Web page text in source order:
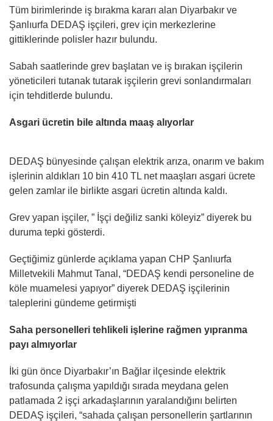
Tüm birimlerinde iş bırakma kararı alan Diyarbakır ve
Şanlıurfa DEDAŞ işçileri, grev için merkezlerine
gittiklerinde polisler hazır bulundu.
Sabah saatlerinde grev başlatan ve iş bırakan işçilerin
yöneticileri tutanak tutarak işçilerin grevi sonlandırmaları
için tehditlerde bulundu.
Asgari ücretin bile altında maaş alıyorlar
DEDAŞ bünyesinde çalışan elektrik arıza, onarım ve bakım
işlerinin aldıkları 10 bin 410 TL net maaşları asgari ücrete
gelen zamlar ile birlikte asgari ücretin altında kaldı.
Grev yapan işçiler, ” İşçi değiliz sanki köleyiz” diyerek bu
duruma tepki gösterdi.
Geçtiğimiz günlerde açıklama yapan CHP Şanlıurfa
Milletvekili Mahmut Tanal, “DEDAŞ kendi personeline de
köle muamelesi yapıyor” diyerek DEDAŞ işçilerinin
taleplerini gündeme getirmişti
Saha personelleri tehlikeli işlerine rağmen yıpranma
payı almıyorlar
İki gün önce Diyarbakır’ın Bağlar ilçesinde elektrik
trafosunda çalışma yapıldığı sırada meydana gelen
patlamada 2 işçi arkadaşlarının yaralandığını belirten
DEDAŞ işçileri, “sahada çalışan personellerin şartlarının